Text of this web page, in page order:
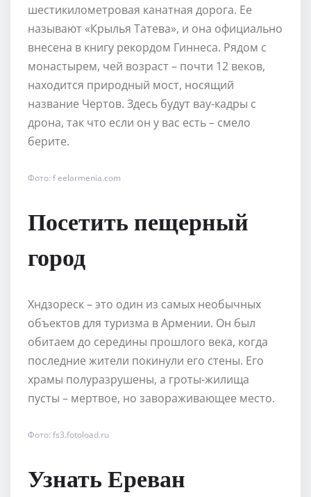
шестикилометровая канатная дорога. Ее
называют «Крылья Татева», и она официально
внесена в книгу рекордом Гиннеса. Рядом с
монастырем, чей возраст – почти 12 веков,
находится природный мост, носящий
название Чертов. Здесь будут вау-кадры с
дрона, так что если он у вас есть – смело
берите.
Фото: f eelarmenia.com
Посетить пещерный
город
Хндзореск – это один из самых необычных
объектов для туризма в Армении. Он был
обитаем до середины прошлого века, когда
последние жители покинули его стены. Его
храмы полуразрушены, а гроты-жилища
пусты – мертвое, но завораживающее место.
Фото: fs3.fotoload.ru
Узнать Ереван